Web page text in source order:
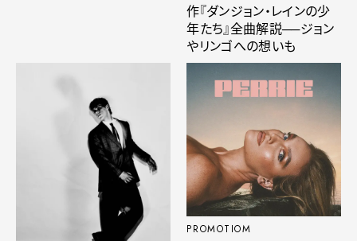
作『ダンジョン・レインの少
年たち』全曲解説──ジョン
やリンゴへの想いも
PROMOTIOM